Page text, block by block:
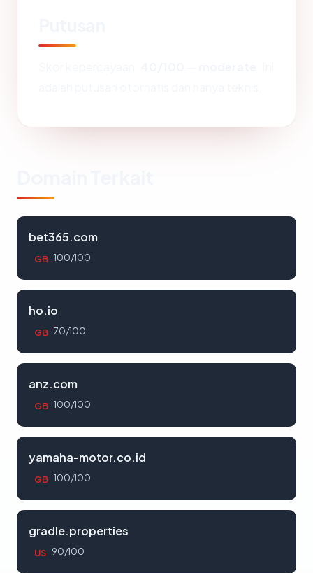
bet365.com
GB 100/100
ho.io
GB 70/100
anz.com
GB 100/100
yamaha-motor.co.id
GB 100/100
gradle.properties
US 90/100